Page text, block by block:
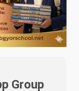
Group